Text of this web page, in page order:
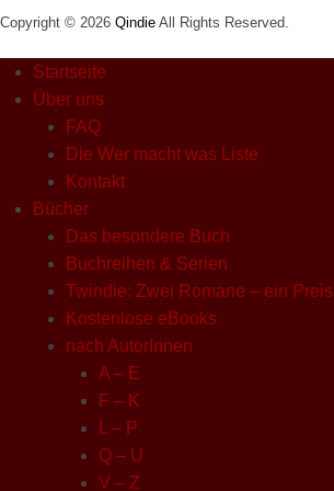
Copyright © 2026 Qindie All Rights Reserved.
Startseite
Über uns
FAQ
Die Wer macht was Liste
Kontakt
Bücher
Das besondere Buch
Buchreihen & Serien
Twindie: Zwei Romane – ein Preis
Kostenlose eBooks
nach AutorInnen
A – E
F – K
L – P
Q – U
V – Z